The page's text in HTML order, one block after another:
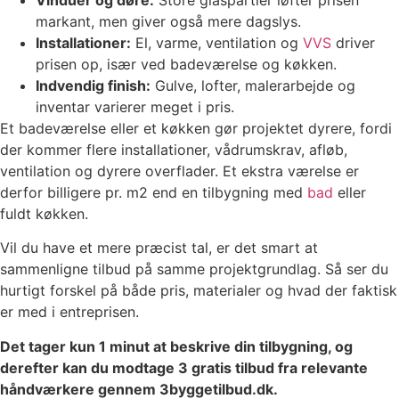
markant, men giver også mere dagslys.
Installationer: El, varme, ventilation og VVS driver
prisen op, især ved badeværelse og køkken.
Indvendig finish: Gulve, lofter, malerarbejde og
inventar varierer meget i pris.
Et badeværelse eller et køkken gør projektet dyrere, fordi
der kommer flere installationer, vådrumskrav, afløb,
ventilation og dyrere overflader. Et ekstra værelse er
derfor billigere pr. m2 end en tilbygning med bad eller
fuldt køkken.
Vil du have et mere præcist tal, er det smart at
sammenligne tilbud på samme projektgrundlag. Så ser du
hurtigt forskel på både pris, materialer og hvad der faktisk
er med i entreprisen.
Det tager kun 1 minut at beskrive din tilbygning, og
derefter kan du modtage 3 gratis tilbud fra relevante
håndværkere gennem 3byggetilbud.dk.